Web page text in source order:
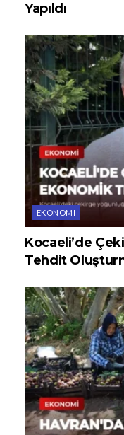
Yapıldı
EKONOMI
Kocaeli’de
Tehdit